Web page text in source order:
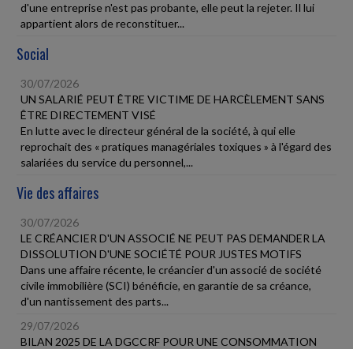
d'une entreprise n'est pas probante, elle peut la rejeter. Il lui
appartient alors de reconstituer...
Social
30/07/2026
UN SALARIÉ PEUT ÊTRE VICTIME DE HARCÈLEMENT SANS
ÊTRE DIRECTEMENT VISÉ
En lutte avec le directeur général de la société, à qui elle
reprochait des « pratiques managériales toxiques » à l'égard des
salariées du service du personnel,...
Vie des affaires
30/07/2026
LE CRÉANCIER D'UN ASSOCIÉ NE PEUT PAS DEMANDER LA
DISSOLUTION D'UNE SOCIÉTÉ POUR JUSTES MOTIFS
Dans une affaire récente, le créancier d'un associé de société
civile immobilière (SCI) bénéficie, en garantie de sa créance,
d'un nantissement des parts...
29/07/2026
BILAN 2025 DE LA DGCCRF POUR UNE CONSOMMATION